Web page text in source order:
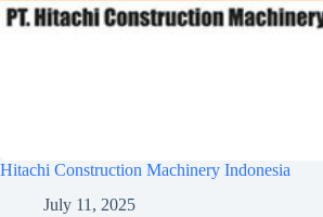
Hitachi Construction Machinery Indonesia
July 11, 2025